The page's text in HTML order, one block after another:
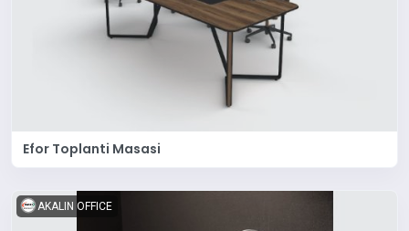
Efor Toplanti Masasi
AKALIN OFFICE